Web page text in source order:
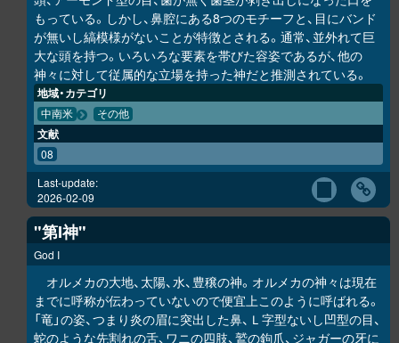
もっている。しかし、鼻腔にある8つのモチーフと、目にバンド
が無いし縞模様がないことが特徴とされる。通常、並外れて巨
大な頭を持つ。いろいろな要素を帯びた容姿であるが、他の
神々に対して従属的な立場を持った神だと推測されている。
地域・カテゴリ
中南米 その他
文献
08
Last-update:
2026-02-09
"第I神"
God I
オルメカの大地、太陽、水、豊穣の神。オルメカの神々は現在
までに呼称が伝わっていないので便宜上このように呼ばれる。
「竜」の姿、つまり炎の眉に突出した鼻、Ｌ字型ないし凹型の目、
蛇のような先割れの舌、ワニの四肢、鷲の鉤爪、ジャガーの牙に